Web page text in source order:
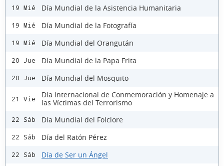
19 Mié Día Mundial de la Asistencia Humanitaria
19 Mié Día Mundial de la Fotografía
19 Mié Día Mundial del Orangután
20 Jue Día Mundial de la Papa Frita
20 Jue Día Mundial del Mosquito
21 Vie
Día Internacional de Conmemoración y Homenaje a
las Víctimas del Terrorismo
22 Sáb Día Mundial del Folclore
22 Sáb Día del Ratón Pérez
22 Sáb Día de Ser un Ángel